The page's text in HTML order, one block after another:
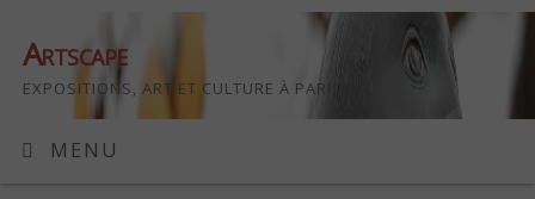
Artscape
EXPOSITIONS, ART ET CULTURE À PARIS
MENU